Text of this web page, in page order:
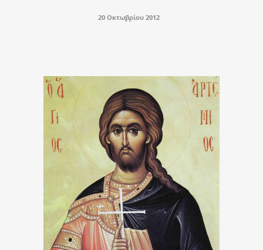
20 Οκτωβρίου 2012